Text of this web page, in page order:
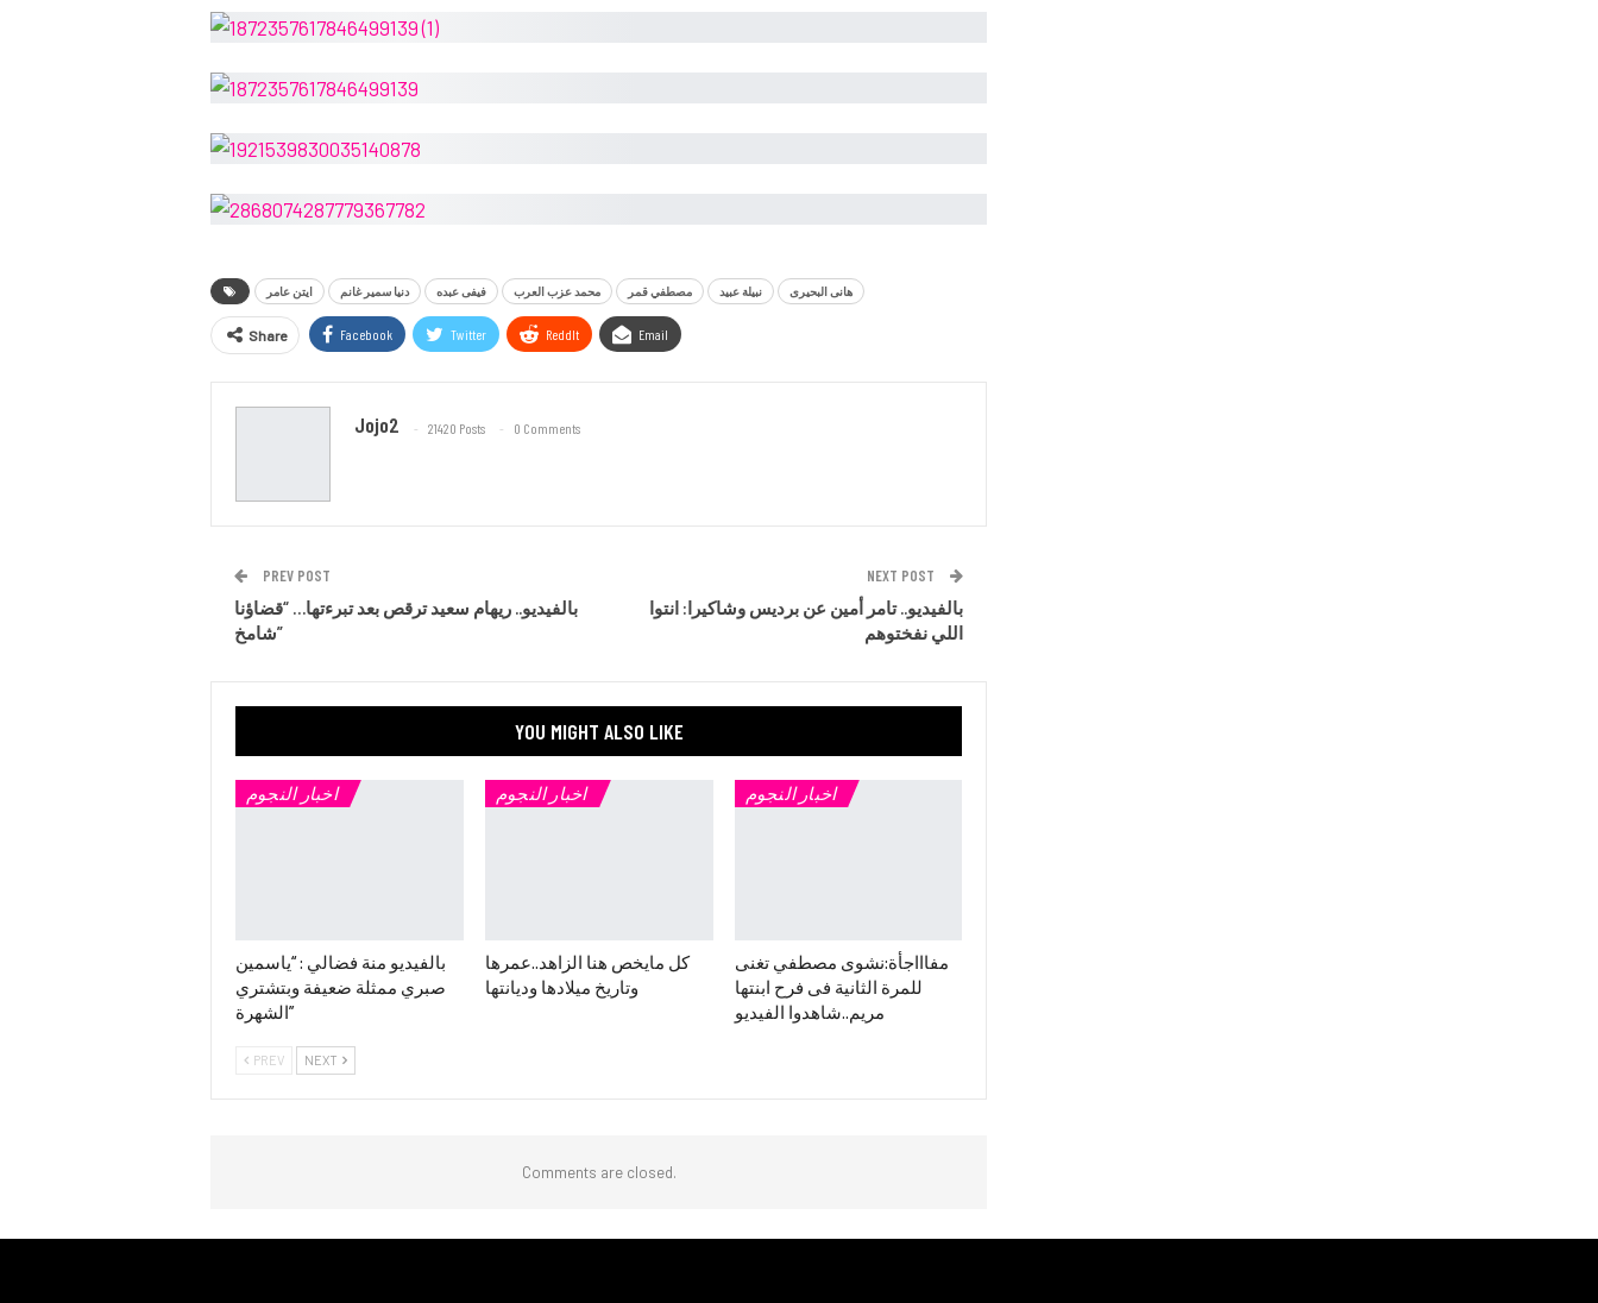
ايتن عامر دنيا سمير غانم فيفى عبده محمد عزب العرب مصطفي قمر نبيلة عبيد هانى البحيرى
Share Facebook Twitter ReddIt Email
Jojo2 21420 Posts 0 Comments
PREV POST
بالفيديو.. ريهام سعيد ترقص بعد تبرءتها… “قضاؤنا
شامخ”
NEXT POST
بالفيديو.. تامر أمين عن برديس وشاكيرا: انتوا
اللي نفختوهم
YOU MIGHT ALSO LIKE
اخبار النجوم
بالفيديو منة فضالي : “ياسمين
صبري ممثلة ضعيفة وبتشتري
الشهرة”
اخبار النجوم
كل مايخص هنا الزاهد..عمرها
وتاريخ ميلادها وديانتها
اخبار النجوم
مفاااجأة:نشوى مصطفي تغنى
للمرة الثانية فى فرح ابنتها
مريم..شاهدوا الفيديو
PREV NEXT
Comments are closed.